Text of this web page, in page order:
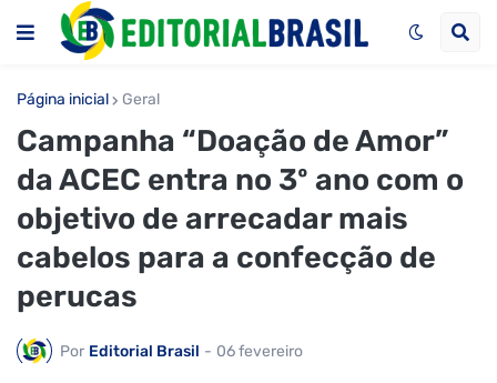
Página inicial Geral
Campanha “Doação de Amor”
da ACEC entra no 3º ano com o
objetivo de arrecadar mais
cabelos para a confecção de
perucas
Por Editorial Brasil - 06 fevereiro